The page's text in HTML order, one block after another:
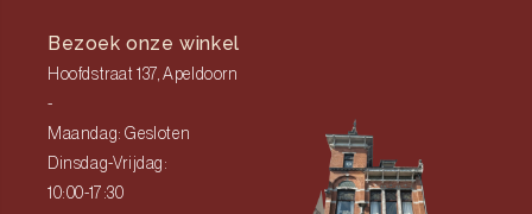
Bezoek onze winkel
Hoofdstraat 137, Apeldoorn
-
Maandag: Gesloten
Dinsdag-Vrijdag:
10:00-17:30